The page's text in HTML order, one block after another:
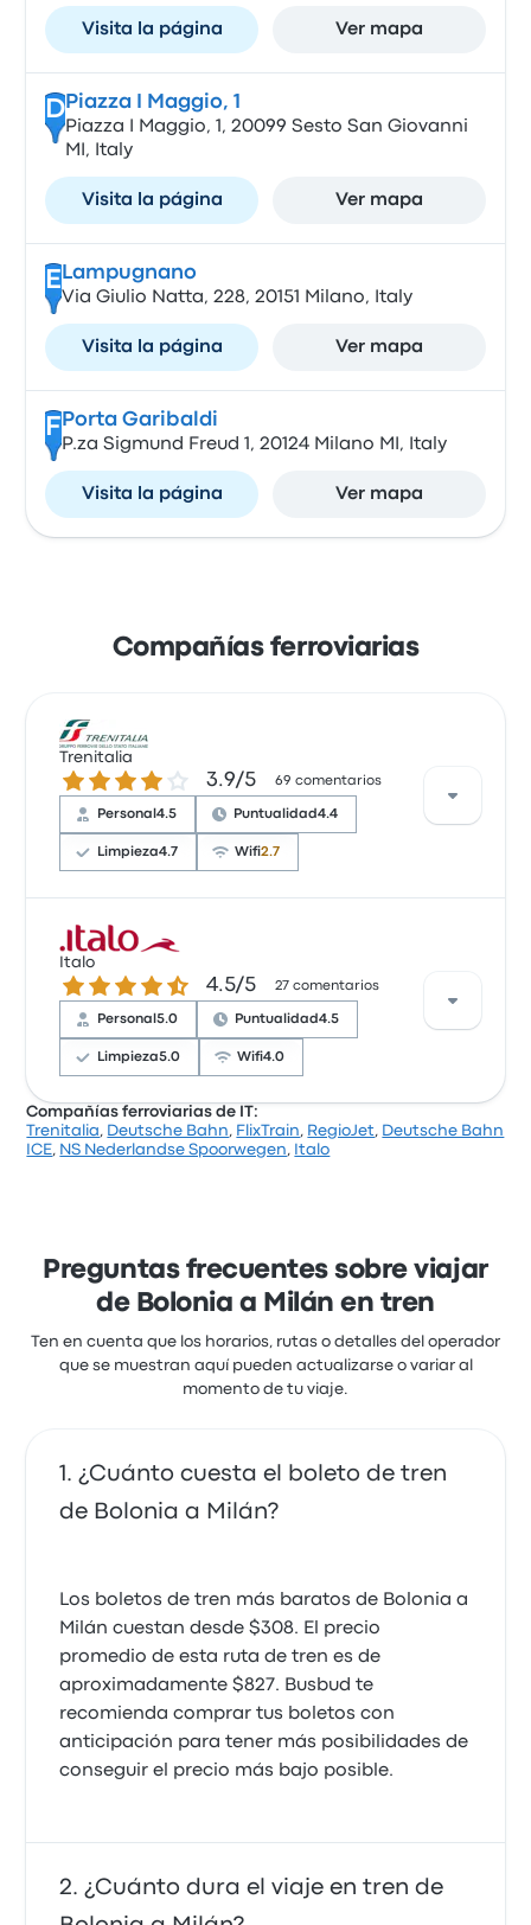
Visita la página Ver mapa
DPiazza I Maggio, 1
Piazza I Maggio, 1, 20099 Sesto San Giovanni
MI, Italy
Visita la página Ver mapa
E Lampugnano
Via Giulio Natta, 228, 20151 Milano, Italy
Visita la página Ver mapa
F Porta Garibaldi
P.za Sigmund Freud 1, 20124 Milano MI, Italy
Visita la página Ver mapa
Compañías ferroviarias
Trenitalia
3.9 de 5 estrellas3.9/5 69 comentarios
Personal4.5 Puntualidad4.4
Limpieza4.7 Wifi2.7
Con base en 69 reseñas, la empresa recibió una
calificación de 3.9 estrellas en Busbud. Los viajeros
estaban especialmente satisfechos con la
menudo se quejaron de el wifi. Los precios de los
boletos de Trenitalia en este viaje comienzan en
$308
Italo
4.5 de 5 estrellas4.5/5 27 comentarios
Personal5.0 Puntualidad4.5
Limpieza5.0 Wifi4.0
Con base en 27 reseñas, la empresa recibió una
este viaje comienzan en $580
Compañías ferroviarias de IT:
Trenitalia, Deutsche Bahn, FlixTrain, RegioJet, Deutsche Bahn
ICE, NS Nederlandse Spoorwegen, Italo
Preguntas frecuentes sobre viajar
de Bolonia a Milán en tren
Ten en cuenta que los horarios, rutas o detalles del operador
que se muestran aquí pueden actualizarse o variar al
momento de tu viaje.
¿Cuánto cuesta el boleto de tren
de Bolonia a Milán?
Los boletos de tren más baratos de Bolonia a
Milán cuestan desde $308. El precio
promedio de esta ruta de tren es de
aproximadamente $827. Busbud te
recomienda comprar tus boletos con
anticipación para tener más posibilidades de
conseguir el precio más bajo posible.
¿Cuánto dura el viaje en tren de